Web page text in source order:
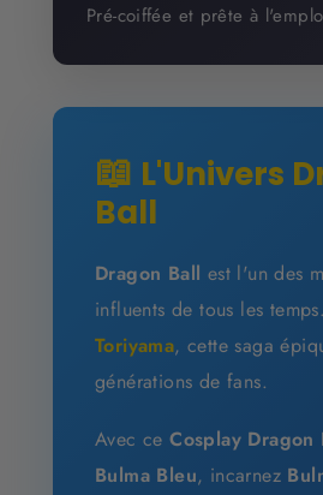
Pré-coiffée et prête à
📖 L'Univers
Ball
Dragon Ball est l'un des
influents de tous les
Toriyama, cette saga
générations de fans.
Avec ceCosplay Dragon
Bulma Bleu, incarnez